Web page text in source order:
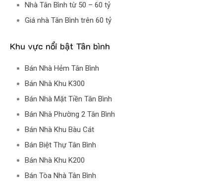
Nhà Tân Bình từ 50 – 60 tỷ
Giá nhà Tân Bình trên 60 tỷ
Khu vực nổi bật Tân bình
Bán Nhà Hẻm Tân Bình
Bán Nhà Khu K300
Bán Nhà Mặt Tiền Tân Bình
Bán Nhà Phường 2 Tân Bình
Bán Nhà Khu Bàu Cát
Bán Biệt Thự Tân Bình
Bán Nhà Khu K200
Bán Tòa Nhà Tân Bình